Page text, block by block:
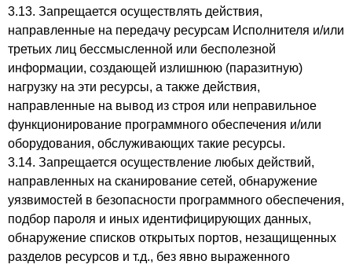
3.13. Запрещается осуществлять действия,
направленные на передачу ресурсам Исполнителя и/или
третьих лиц бессмысленной или бесполезной
информации, создающей излишнюю (паразитную)
нагрузку на эти ресурсы, а также действия,
направленные на вывод из строя или неправильное
функционирование программного обеспечения и/или
оборудования, обслуживающих такие ресурсы.
3.14. Запрещается осуществление любых действий,
направленных на сканирование сетей, обнаружение
уязвимостей в безопасности программного обеспечения,
подбор пароля и иных идентифицирующих данных,
обнаружение списков открытых портов, незащищенных
разделов ресурсов и т.д., без явно выраженного